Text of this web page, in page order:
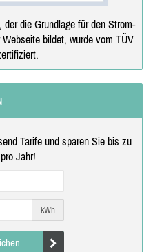
die Grundlage für den Strom-
bildet, wurde vom TÜV
Tarife und sparen Sie bis zu
Jahr!
kWh